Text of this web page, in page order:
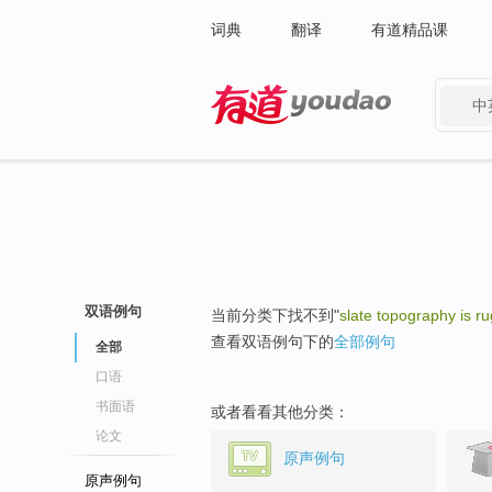
词典 翻译 有道精品课
中
双语例句
全部
口语
书面语
论文
原声例句
当前分类下找不到"slate topography is
查看双语例句下的全部例句
或者看看其他分类：
原声例句